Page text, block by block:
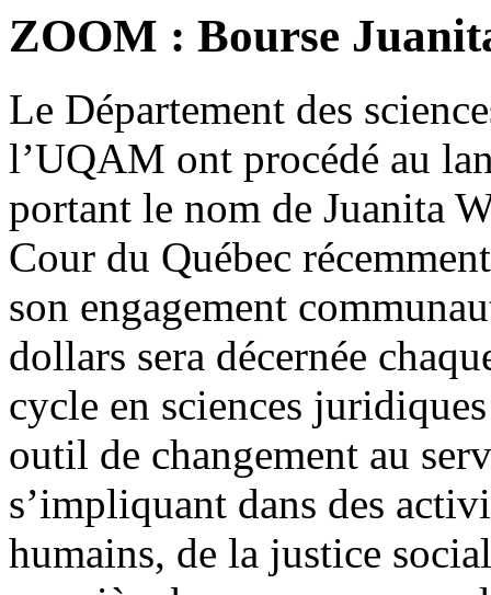
ZOOM : Bourse
Le Département des
l’UQAM ont procédé au
portant le nom de Juanita
Cour du Québec
son engagement
dollars sera décernée
cycle en sciences
outil de changement au
s’impliquant dans des
humains, de la justice